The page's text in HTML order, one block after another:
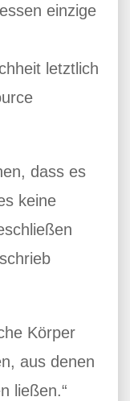
einzige
letztlich
dass es
keine
Körper
aus denen
ließen.“